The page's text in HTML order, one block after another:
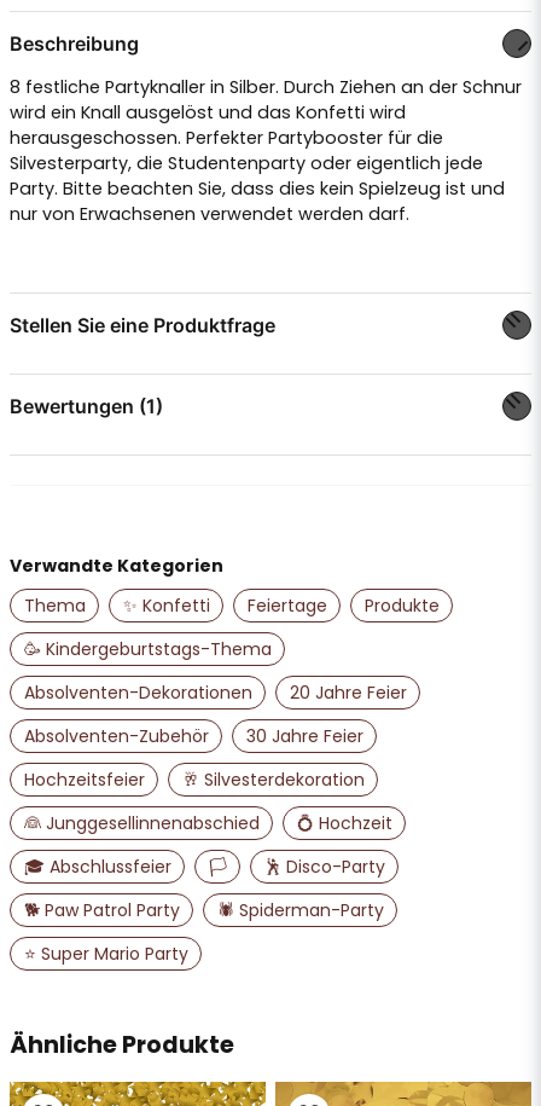
Beschreibung
8 festliche Partyknaller in Silber. Durch Ziehen an der Schnur
wird ein Knall ausgelöst und das Konfetti wird
herausgeschossen. Perfekter Partybooster für die
Silvesterparty, die Studentenparty oder eigentlich jede
Party. Bitte beachten Sie, dass dies kein Spielzeug ist und
nur von Erwachsenen verwendet werden darf.
Stellen Sie eine Produktfrage
Stellen Sie uns eine Frage zu diesem Produkt ...
email
E-Mail-Adresse
Ja, Sie dürfen meine Frage veröffentlichen
Bewertungen (1)
Ähnliche Produkte
Verwandte Kategorien
Thema
✨ Konfetti Feiertage
Produkte
🥳 Kindergeburtstags-Thema
Absolventen-Dekorationen
20 Jahre Feier
Absolventen-Zubehör
30 Jahre Feier
Hochzeitsfeier
🥂 Silvesterdekoration
👰 Junggesellinnenabschied
💍 Hochzeit
🎓 Abschlussfeier
🏳️
🕺 Disco-Party
🐕 Paw Patrol Party
🕷️ Spiderman-Party
⭐ Super Mario Party